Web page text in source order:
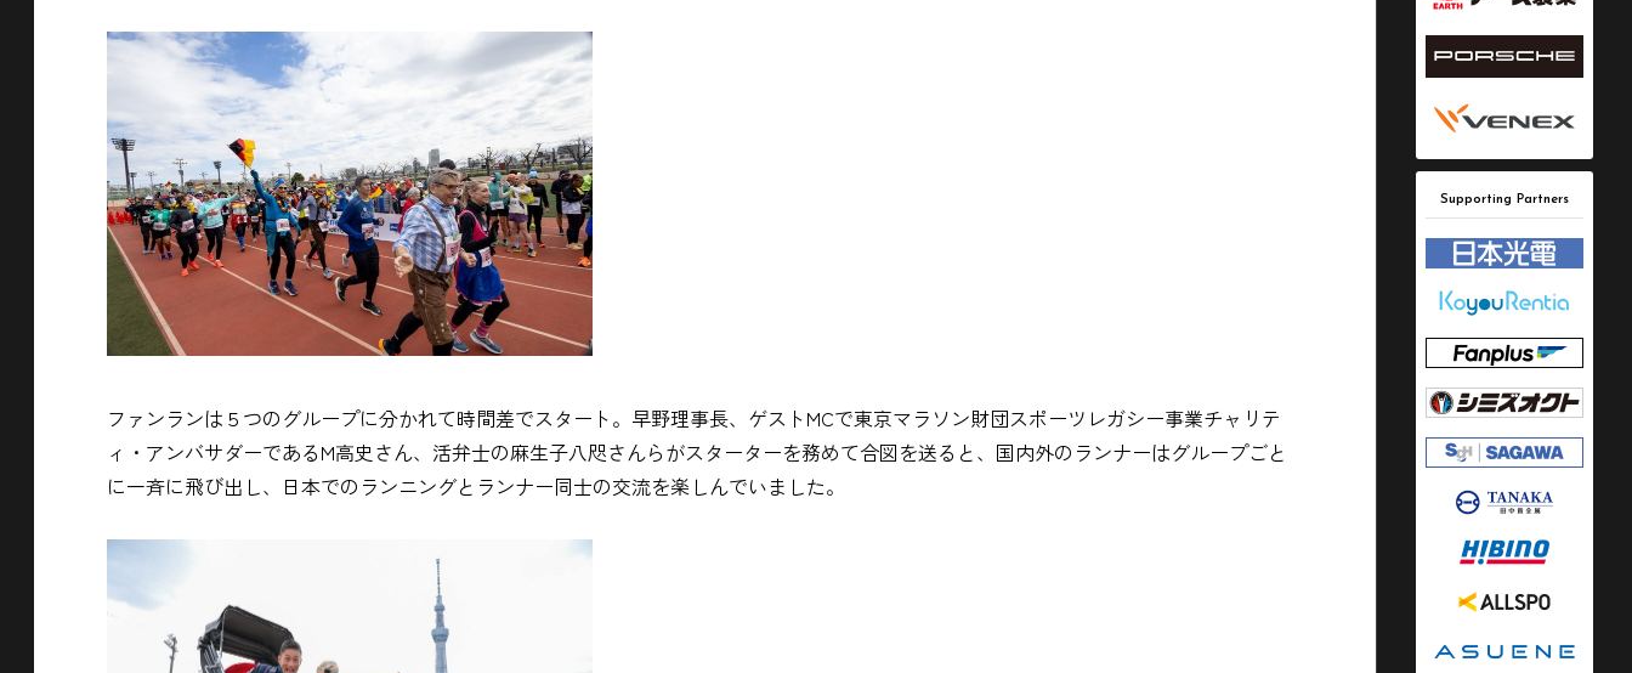
ファンランは５つのグループに分かれて時間差でスタート。早野理事長、ゲストMCで東京マラソン財団スポーツレガシー事業チャリテ
ィ・アンバサダーであるM高史さん、活弁士の麻生子八咫さんらがスターターを務めて合図を送ると、国内外のランナーはグループごと
に一斉に飛び出し、日本でのランニングとランナー同士の交流を楽しんでいました。
Supporting Partners